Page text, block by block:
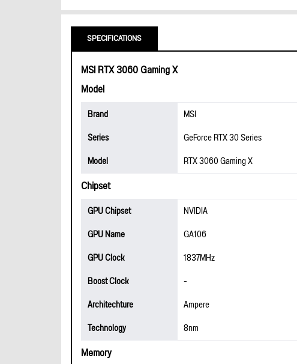
SPECIFICATIONS
MSI RTX 3060 Gaming X
Model
Brand
MSI
Series
GeForce RTX 30 Series
Model
RTX 3060 Gaming X
Chipset
GPU Chipset
NVIDIA
GPU Name
GA106
GPU Clock
1837MHz
Boost Clock
-
Architechture
Ampere
Technology
8nm
Memory